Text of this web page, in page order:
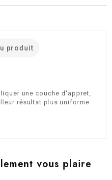
produit
une couche d'appret,
résultat plus uniforme
vous plaire